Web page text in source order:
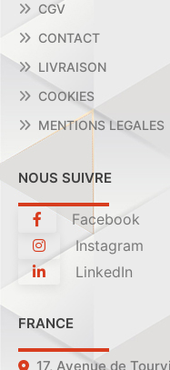
CGV
CONTACT
LIVRAISON
COOKIES
MENTIONS LEGALES
NOUS SUIVRE
Facebook
Instagram
LinkedIn
FRANCE
17, Avenue de